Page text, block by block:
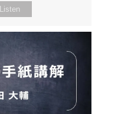
Listen